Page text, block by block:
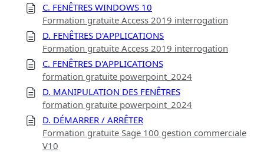
C. FENÊTRES WINDOWS 10
Formation gratuite Access 2019 interrogation
D. FENÊTRES D'APPLICATIONS
Formation gratuite Access 2019 interrogation
C. FENÊTRES D'APPLICATIONS
formation gratuite powerpoint_2024
D. MANIPULATION DES FENÊTRES
formation gratuite powerpoint_2024
D. DÉMARRER / ARRÊTER
Formation gratuite Sage 100 gestion commerciale
V10